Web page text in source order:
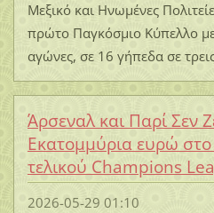
Μεξικό και Ηνωμένες
πρώτο Παγκόσμιο Κύπελλο
αγώνες, σε 16 γήπεδα σε
Άρσεναλ και Παρί Σεν
Εκατομμύρια ευρώ στο
τελικού Champions
2026-05-29 01:10